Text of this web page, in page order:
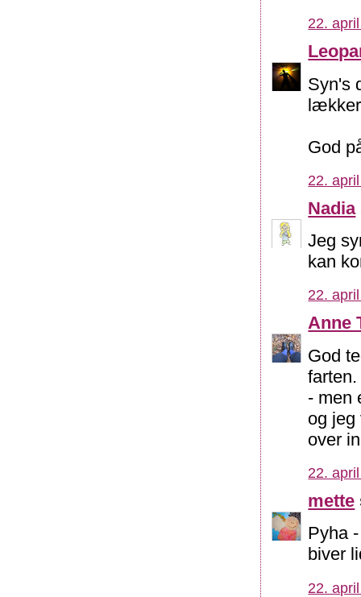
22.
Syn's
God
22.
Nadia
Jeg
kan
22.
Anne
God
- men
og jeg
over
22.
mette
Pyha
biver
22.